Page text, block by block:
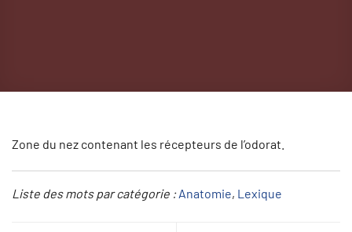
Zone du nez contenant les récepteurs de l’odorat.
Liste des mots par catégorie :Anatomie, Lexique